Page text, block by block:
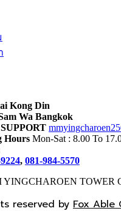
Kong Din
Wa Bangkok
Hours Mon-Sat : 8.00 To
, 081-984-5570
YINGCHAROEN TOWER
reserved by Fox Able